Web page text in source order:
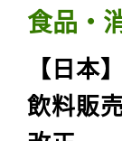
食品・
【日本
飲料販